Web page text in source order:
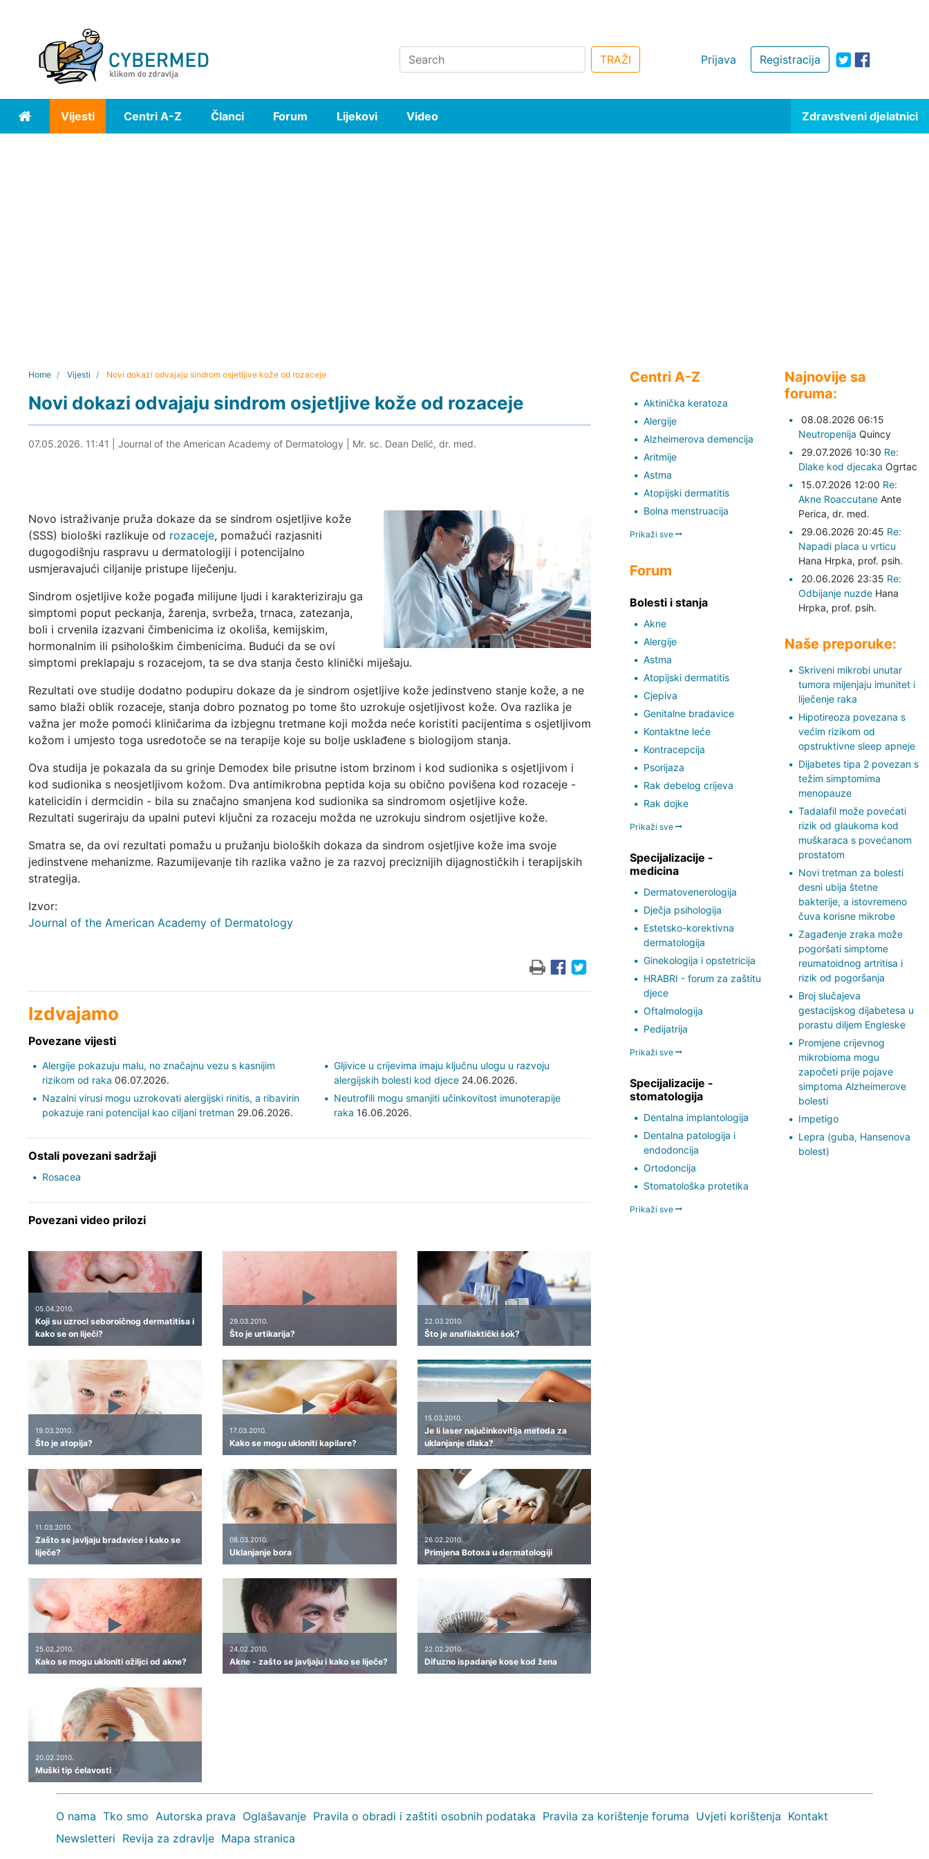
Registracija
Prijava
Search TRAŽI
Home Vijesti Centri A-Z Članci Forum Lijekovi Video Zdravstveni djelatnici
Home Vijesti Novi dokazi odvajaju sindrom osjetljive kože od rozaceje
Novi dokazi odvajaju sindrom osjetljive kože od rozaceje
07.05.2026. 11:58
07.05.2026. 11:41 Journal of the American Academy of Dermatology Mr. sc. Dean Delić, dr. med.
Novo istraživanje pruža dokaze da se sindrom osjetljive kože
(SSS) biološki razlikuje od rozaceje, pomažući razjasniti
dugogodišnju raspravu u dermatologiji i potencijalno
usmjeravajući ciljanije pristupe liječenju.
Sindrom osjetljive kože pogađa milijune ljudi i karakteriziraju ga
simptomi poput peckanja, žarenja, svrbeža, trnaca, zatezanja,
boli i crvenila izazvani čimbenicima iz okoliša, kemijskim,
hormonalnim ili psihološkim čimbenicima. Budući da se ovi
simptomi preklapaju s rozacejom, ta se dva stanja često klinički miješaju.
Rezultati ove studije dodatno podupiru dokaze da je sindrom osjetljive kože jedinstveno stanje kože, a ne
samo blaži oblik rozaceje, stanja dobro poznatog po tome što uzrokuje osjetljivost kože. Ova razlika je
važna jer može pomoći kliničarima da izbjegnu tretmane koji možda neće koristiti pacijentima s osjetljivom
kožom i umjesto toga usredotoče se na terapije koje su bolje usklađene s biologijom stanja.
Ova studija je pokazala da su grinje Demodex bile prisutne istom brzinom i kod sudionika s osjetljivom i
kod sudionika s neosjetljivom kožom. Dva antimikrobna peptida koja su obično povišena kod rozaceje -
katelicidin i dermcidin - bila su značajno smanjena kod sudionika sa sindromom osjetljive kože.
Rezultati sugeriraju da upalni putevi ključni za rozaceju možda ne uzrokuju sindrom osjetljive kože.
Smatra se, da ovi rezultati pomažu u pružanju bioloških dokaza da sindrom osjetljive kože ima svoje
jedinstvene mehanizme. Razumijevanje tih razlika važno je za razvoj preciznijih dijagnostičkih i terapijskih
strategija.
Izvor:
Journal of the American Academy of Dermatology
Izdvajamo
Povezane vijesti
Alergije pokazuju malu, no značajnu vezu s kasnijim
rizikom od raka 06.07.2026.
Nazalni virusi mogu uzrokovati alergijski rinitis, a ribavirin
pokazuje rani potencijal kao ciljani tretman29.06.2026.
Gljivice u crijevima imaju ključnu ulogu u razvoju
alergijskih bolesti kod djece 24.06.2026.
Neutrofili mogu smanjiti učinkovitost imunoterapije
raka 16.06.2026.
Ostali povezani sadržaji
Rosacea
Povezani video prilozi
05.04.2010.
Koji su uzroci seboroičnog dermatitisa i
kako se on liječi?
29.03.2010.
Što je urtikarija?
22.03.2010.
Što je anafilaktički šok?
19.03.2010.
Što je atopija?
17.03.2010.
Kako se mogu ukloniti kapilare?
15.03.2010.
Je li laser najučinkovitija metoda za
uklanjanje dlaka?
11.03.2010.
Zašto se javljaju bradavice i kako se
liječe?
08.03.2010.
Uklanjanje bora
26.02.2010.
Primjena Botoxa u dermatologiji
25.02.2010.
Kako se mogu ukloniti ožiljci od akne?
24.02.2010.
Akne - zašto se javljaju i kako se liječe?
22.02.2010.
Difuzno ispadanje kose kod žena
20.02.2010.
Muški tip ćelavosti
Centri A-Z
Aktinička keratoza
Alergije
Alzheimerova demencija
Aritmije
Astma
Atopijski dermatitis
Bolna menstruacija
Prikaži sve
Forum
Bolesti i stanja
Akne
Alergije
Astma
Atopijski dermatitis
Cjepiva
Genitalne bradavice
Kontaktne leće
Kontracepcija
Psorijaza
Rak debelog crijeva
Rak dojke
Prikaži sve
Specijalizacije -
medicina
Dermatovenerologija
Dječja psihologija
Estetsko-korektivna
dermatologija
Ginekologija i opstetricija
HRABRI - forum za zaštitu
djece
Oftalmologija
Pedijatrija
Prikaži sve
Specijalizacije -
stomatologija
Dentalna implantologija
Dentalna patologija i
endodoncija
Ortodoncija
Stomatološka protetika
Prikaži sve
Najnovije sa
foruma:
08.08.2026 06:15
Neutropenija Quincy
29.07.2026 10:30 Re:
Dlake kod djecaka Ogrtac
15.07.2026 12:00 Re:
Akne Roaccutane Ante
Perica, dr. med.
29.06.2026 20:45 Re:
Napadi placa u vrticu
Hana Hrpka, prof. psih.
20.06.2026 23:35 Re:
Odbijanje nuzde Hana
Hrpka, prof. psih.
Naše preporuke:
Skriveni mikrobi unutar
tumora mijenjaju imunitet i
liječenje raka
Hipotireoza povezana s
većim rizikom od
opstruktivne sleep apneje
Dijabetes tipa 2 povezan s
težim simptomima
menopauze
Tadalafil može povećati
rizik od glaukoma kod
muškaraca s povećanom
prostatom
Novi tretman za bolesti
desni ubija štetne
bakterije, a istovremeno
čuva korisne mikrobe
Zagađenje zraka može
pogoršati simptome
reumatoidnog artritisa i
rizik od pogoršanja
Broj slučajeva
gestacijskog dijabetesa u
porastu diljem Engleske
Promjene crijevnog
mikrobioma mogu
započeti prije pojave
simptoma Alzheimerove
bolesti
Impetigo
Lepra (guba, Hansenova
bolest)
O nama Tko smo Autorska prava Oglašavanje Pravila o obradi i zaštiti osobnih podataka Pravila za korištenje foruma Uvjeti korištenja Kontakt
Newsletteri Revija za zdravlje Mapa stranica